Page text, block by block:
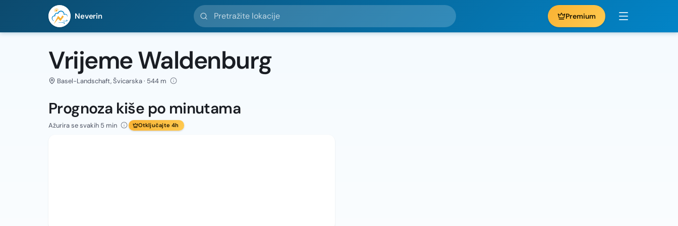
Neverin
Pretražite lokacije
Premium
Vrijeme Waldenburg
Basel-Landschaft, Švicarska · 544 m
Prognoza kiše po minutama
Ažurira se svakih 5 min Otključajte 4h